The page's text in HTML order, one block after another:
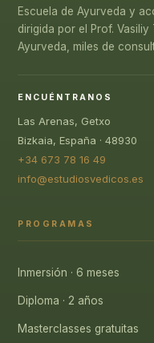
Escuela de Ayurveda y
dirigida por el Prof.
Ayurveda, miles de
ENCUÉNTRANOS
Las Arenas, Getxo
Bizkaia, España · 48930
+34 673 78 16 49
info@estudiosvedicos.es
PROGRAMAS
Inmersión · 6 meses
Diploma · 2 años
Masterclasses gratuitas